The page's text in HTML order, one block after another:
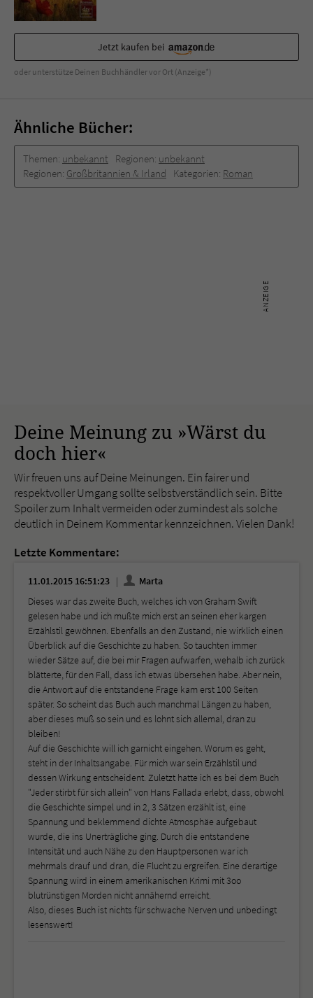
Jetzt kaufen bei
oder unterstütze Deinen Buchhändler vor Ort (Anzeige*)
Ähnliche Bücher:
Themen: unbekannt Regionen: unbekannt
Regionen: Großbritannien & Irland Kategorien: Roman
Deine Meinung zu »Wärst du
doch hier«
Wir freuen uns auf Deine Meinungen. Ein fairer und
respektvoller Umgang sollte selbstverständlich sein. Bitte
Spoiler zum Inhalt vermeiden oder zumindest als solche
deutlich in Deinem Kommentar kennzeichnen. Vielen Dank!
Letzte Kommentare:
11.01.2015 16:51:23
Marta
Dieses war das zweite Buch, welches ich von Graham Swift
gelesen habe und ich mußte mich erst an seinen eher kargen
Erzählstil gewöhnen. Ebenfalls an den Zustand, nie wirklich einen
Überblick auf die Geschichte zu haben. So tauchten immer
wieder Sätze auf, die bei mir Fragen aufwarfen, wehalb ich zurück
blätterte, für den Fall, dass ich etwas übersehen habe. Aber nein,
die Antwort auf die entstandene Frage kam erst 100 Seiten
später. So scheint das Buch auch manchmal Längen zu haben,
aber dieses muß so sein und es lohnt sich allemal, dran zu
bleiben!
Auf die Geschichte will ich garnicht eingehen. Worum es geht,
steht in der Inhaltsangabe. Für mich war sein Erzählstil und
dessen Wirkung entscheident. Zuletzt hatte ich es bei dem Buch
"Jeder stirbt für sich allein" von Hans Fallada erlebt, dass, obwohl
die Geschichte simpel und in 2, 3 Sätzen erzählt ist, eine
Spannung und beklemmend dichte Atmosphäe aufgebaut
wurde, die ins Unerträgliche ging. Durch die entstandene
Intensität und auch Nähe zu den Hauptpersonen war ich
mehrmals drauf und dran, die Flucht zu ergreifen. Eine derartige
Spannung wird in einem amerikanischen Krimi mit 3oo
blutrünstigen Morden nicht annähernd erreicht.
Also, dieses Buch ist nichts für schwache Nerven und unbedingt
lesenswert!